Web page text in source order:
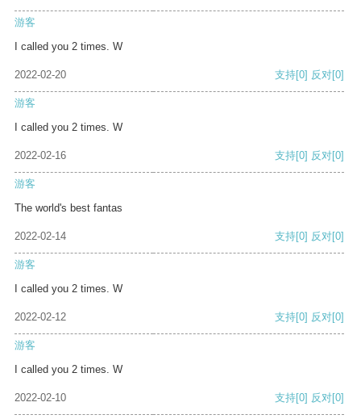
游客
I called you 2 times. W
2022-02-20 支持[0] 反对[0]
游客
I called you 2 times. W
2022-02-16 支持[0] 反对[0]
游客
The world's best fantas
2022-02-14 支持[0] 反对[0]
游客
I called you 2 times. W
2022-02-12 支持[0] 反对[0]
游客
I called you 2 times. W
2022-02-10 支持[0] 反对[0]